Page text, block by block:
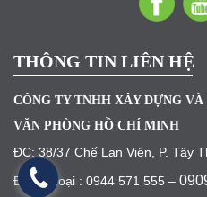
THÔNG TIN LIÊN HỆ
CÔNG TY TNHH XÂY DỰNG
VĂN PHÒNG HỒ CHÍ MINH
ĐC: 38/37 Chế Lan Viên, P. Tây
Điện Thoại : 0944 571 555 –